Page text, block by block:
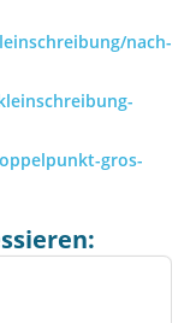
nach-
gros-